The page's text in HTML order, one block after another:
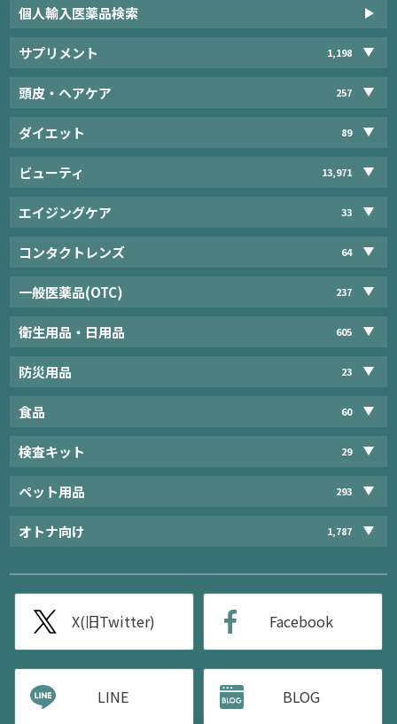
個人輸入医薬品検索
サプリメント 1,198
頭皮・ヘアケア 257
ダイエット 89
ビューティ 13,971
エイジングケア 33
コンタクトレンズ 64
一般医薬品(OTC) 237
衛生用品・日用品 605
防災用品 23
食品 60
検査キット 29
ペット用品 293
オトナ向け 1,787
X(旧Twitter) Facebook
LINE BLOG